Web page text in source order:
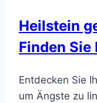
Heilstein
Finden
Entdecken Sie
um Ängste zu